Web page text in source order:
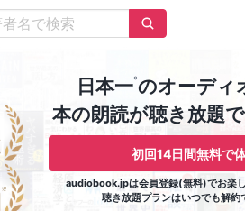
日本一※のオーディ
本の朗読が聴き放題
初回14日間無料で
audiobook.jpは会員登録(無料)でお楽し
聴き放題プランはいつでも解約